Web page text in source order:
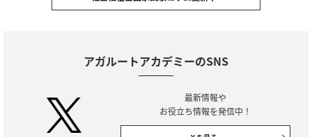
アガルートアカデミーのSNS
最新情報や
お役立ち情報を発信中！